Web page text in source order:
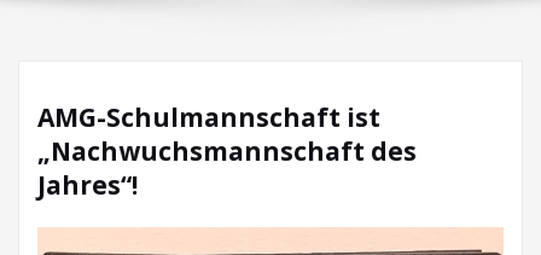
AMG-Schulmannschaft ist
„Nachwuchsmannschaft des
Jahres“!